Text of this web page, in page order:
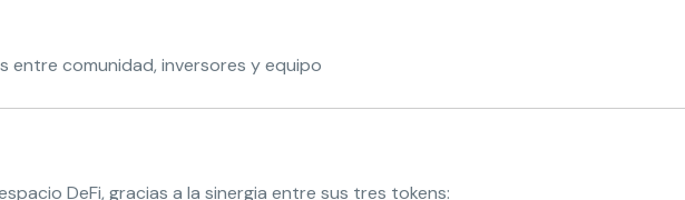
entre comunidad, inversores y equipo
DeFi, gracias a la sinergia entre sus tres tokens: